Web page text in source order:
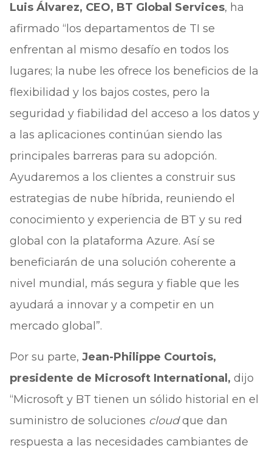
Luis Álvarez, CEO, BT Global Services, ha
afirmado “los departamentos de TI se
enfrentan al mismo desafío en todos los
lugares; la nube les ofrece los beneficios de la
flexibilidad y los bajos costes, pero la
seguridad y fiabilidad del acceso a los datos y
a las aplicaciones continúan siendo las
principales barreras para su adopción.
Ayudaremos a los clientes a construir sus
estrategias de nube híbrida, reuniendo el
conocimiento y experiencia de BT y su red
global con la plataforma Azure. Así se
beneficiarán de una solución coherente a
nivel mundial, más segura y fiable que les
ayudará a innovar y a competir en un
mercado global”.
Por su parte, Jean-Philippe Courtois,
presidente de Microsoft International, dijo
“Microsoft y BT tienen un sólido historial en el
suministro de soluciones cloudque dan
respuesta a las necesidades cambiantes de